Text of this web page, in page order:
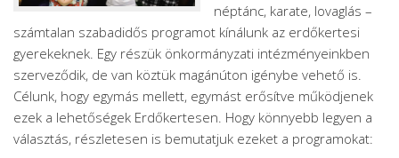
néptánc, karate, lovaglás –
számtalan szabadidős programot kínálunk az erdőkertesi
gyerekeknek. Egy részük önkormányzati intézményeinkben
szerveződik, de van köztük magánúton igénybe vehető is.
Célunk, hogy egymás mellett, egymást erősítve működjenek
ezek a lehetőségek Erdőkertesen. Hogy könnyebb legyen a
választás, részletesen is bemutatjuk ezeket a programokat: